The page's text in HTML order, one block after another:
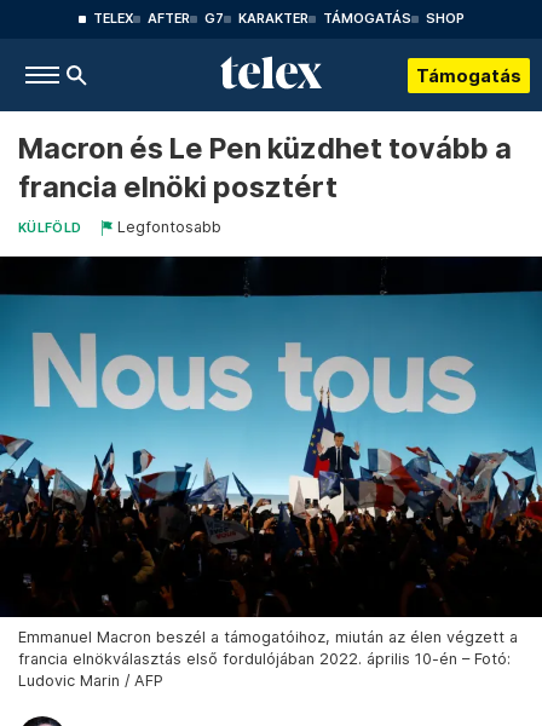
TELEX AFTER G7 KARAKTER TÁMOGATÁS SHOP
Támogatás
Macron és Le Pen küzdhet tovább a
francia elnöki posztért
KÜLFÖLD Legfontosabb
Emmanuel Macron beszél a támogatóihoz, miután az élen végzett a
francia elnökválasztás első fordulójában 2022. április 10-én – Fotó:
Ludovic Marin / AFP